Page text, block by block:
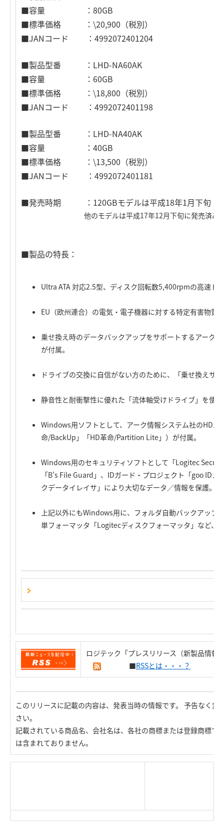
■容量 ：80GB
■標準価格 ：\20,900（税別）
■JANコード ：4992072401204
■製品型番 ：LHD-NA60AK
■容量 ：60GB
■標準価格 ：\18,800（税別）
■JANコード ：4992072401198
■製品型番 ：LHD-NA40AK
■容量 ：40GB
■標準価格 ：\13,500（税別）
■JANコード ：4992072401181
■発売時期 ：120GBモデルは平成18年1月下旬（
他のモデルは平成17年12月下旬に発売済み
■製品の特長：
Ultra ATA 対応2.5型、ディスク回転数5,400rpmの高速ド
EU（欧州連合）の電気・電子機器に対する特定有害物質
乗せ換え時のデータバックアップをサポートするアーク
が付属。
ドライブの交換に自信がない方のために、「乗せ換えサ
静音性と耐衝撃性に優れた「流体軸受けドライブ」を使
Windows用ソフトとして、アーク情報システム社のHD
命/BackUp」「HD革命/Partition Lite」）が付属。
Windows用のセキュリティソフトとして「Logitec
「B's File Guard」、IDガード・プロジェクト「goo ID
クデータイレイサ」により大切なデータ／情報を保護。
上記以外にもWindows用に、フォルダ自動バックアッ
単フォーマッタ「Logitecディスクフォーマッタ」など、
ロジテック「プレスリリース（新製品情報
■RSSとは・・・？
このリリースに記載の内容は、発表当時の情報です。 予告なく
さい。
記載されている商品名、会社名は、各社の商標または登録商標で
は含まれておりません。